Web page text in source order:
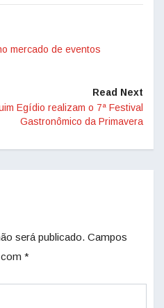
mercado de eventos
Read Next
Egídio realizam o 7ª Festival
Gastronômico da Primavera
será publicado. Campos
*